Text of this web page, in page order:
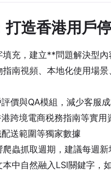
打造香港用戶
填充，建立**問題解決型
南視頻、本地化使用場
價與QA模組，減少客服
跨境電商税務指南等實用
送範圍等獨家數據
爬蟲抓取週期，建議每週
中自然融入LSI關鍵字，